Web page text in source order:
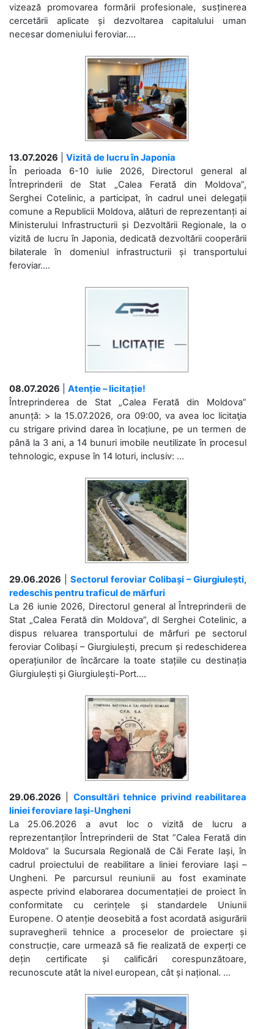
vizează promovarea formării profesionale, susținerea
cercetării aplicate și dezvoltarea capitalului uman
necesar domeniului feroviar....
13.07.2026
Vizită de lucru în Japonia
În perioada 6-10 iulie 2026, Directorul general al
Întreprinderii de Stat „Calea Ferată din Moldova”,
Serghei Cotelinic, a participat, în cadrul unei delegații
comune a Republicii Moldova, alături de reprezentanți ai
Ministerului Infrastructurii și Dezvoltării Regionale, la o
vizită de lucru în Japonia, dedicată dezvoltării cooperării
bilaterale în domeniul infrastructurii și transportului
feroviar....
08.07.2026
Atenție – licitație!
Întreprinderea de Stat „Calea Ferată din Moldova”
anunță: > la 15.07.2026, ora 09:00, va avea loc licitaţia
cu strigare privind darea în locațiune, pe un termen de
până la 3 ani, a 14 bunuri imobile neutilizate în procesul
tehnologic, expuse în 14 loturi, inclusiv: ...
29.06.2026
Sectorul feroviar Colibași – Giurgiulești,
redeschis pentru traficul de mărfuri
La 26 iunie 2026, Directorul general al Întreprinderii de
Stat „Calea Ferată din Moldova”, dl Serghei Cotelinic, a
dispus reluarea transportului de mărfuri pe sectorul
feroviar Colibași – Giurgiulești, precum și redeschiderea
operațiunilor de încărcare la toate stațiile cu destinația
Giurgiulești și Giurgiulești-Port....
29.06.2026
Consultări tehnice privind reabilitarea
liniei feroviare Iași-Ungheni
La 25.06.2026 a avut loc o vizită de lucru a
reprezentanților Întreprinderii de Stat ”Calea Ferată din
Moldova” la Sucursala Regională de Căi Ferate Iași, în
cadrul proiectului de reabilitare a liniei feroviare Iași –
Ungheni. Pe parcursul reuniunii au fost examinate
aspecte privind elaborarea documentației de proiect în
conformitate cu cerințele și standardele Uniunii
Europene. O atenție deosebită a fost acordată asigurării
supravegherii tehnice a proceselor de proiectare și
construcție, care urmează să fie realizată de experți ce
dețin certificate și calificări corespunzătoare,
recunoscute atât la nivel european, cât și național. ...